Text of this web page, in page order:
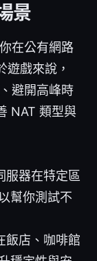
景
在公有網路
遊戲來說，
避開高峰時
NAT 類型與
服器在特定區
幫你測試不
飯店、咖啡館